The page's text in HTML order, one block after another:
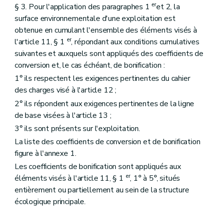
§ 3. Pour l'application des paragraphes 1 eret 2, la
surface environnementale d'une exploitation est
obtenue en cumulant l'ensemble des éléments visés à
l'article 11, § 1 er, répondant aux conditions cumulatives
suivantes et auxquels sont appliqués des coefficients de
conversion et, le cas échéant, de bonification :
1° ils respectent les exigences pertinentes du cahier
des charges visé à l'article 12 ;
2° ils répondent aux exigences pertinentes de la ligne
de base visées à l'article 13 ;
3° ils sont présents sur l'exploitation.
La liste des coefficients de conversion et de bonification
figure à l'annexe 1.
Les coefficients de bonification sont appliqués aux
éléments visés à l'article 11, § 1 er, 1° à 5°, situés
entièrement ou partiellement au sein de la structure
écologique principale.